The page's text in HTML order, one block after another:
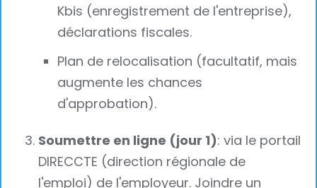
Kbis (enregistrement de l'entreprise),
déclarations fiscales.
Plan de relocalisation (facultatif, mais
augmente les chances
d'approbation).
Soumettre en ligne (jour 1): via le portail
DIRECCTE (direction régionale de
l'emploi) de l'employeur. Joindre un